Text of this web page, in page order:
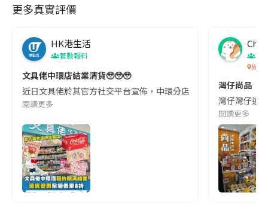
更多真實評價
HK港生活
著數報料
文具佬中環店結業清貨🥹🥹🥹
近日文具佬於其官方社交平台宣佈，中環分店因租約期滿正式結
閱讀更多
著
尚品
灣仔尚品
灣仔灣仔道
閱讀更多